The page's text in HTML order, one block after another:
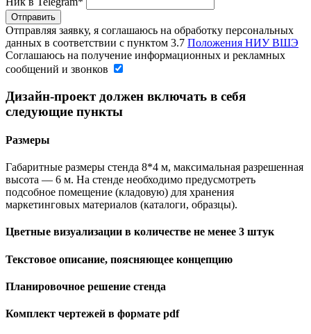
Отправляя заявку, я соглашаюсь на обработку персональных
данных в соответствии с пунктом 3.7 Положения НИУ ВШЭ
Соглашаюсь на получение информационных и рекламных
сообщений и звонков
Дизайн‐проект должен включать в себя
следующие пункты
Размеры
Габаритные размеры стенда 8*4 м, максимальная разрешенная
высота — 6 м. На стенде необходимо предусмотреть
подсобное помещение (кладовую) для хранения
маркетинговых материалов (каталоги, образцы).
Цветные визуализации в количестве не менее 3 штук
Текстовое описание, поясняющее концепцию
Планировочное решение стенда
Комплект чертежей в формате pdf